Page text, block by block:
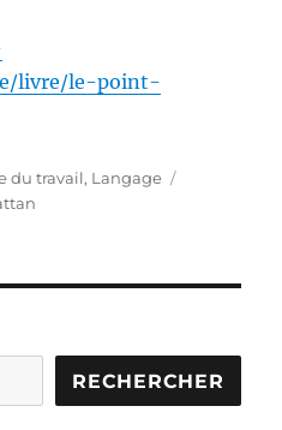
livre/le-point-
du travail, Langage
RECHERCHER